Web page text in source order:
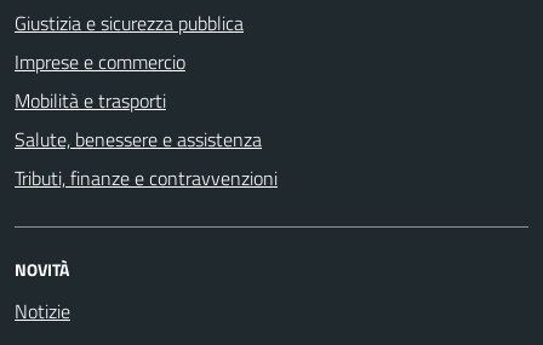
Giustizia e sicurezza pubblica
Imprese e commercio
Mobilità e trasporti
Salute, benessere e assistenza
Tributi, finanze e contravvenzioni
NOVITÀ
Notizie